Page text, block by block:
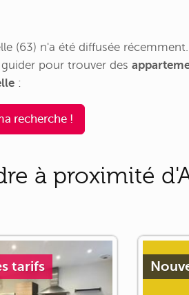
(63) n'a été diffusée récemment.
pour trouver des
:
recherche !
à proximité
tarifs